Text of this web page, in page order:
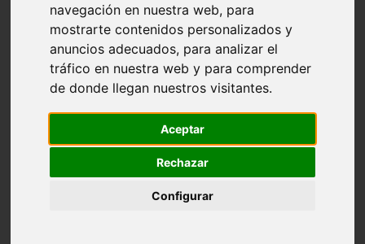
navegación en nuestra web, para
mostrarte contenidos personalizados y
anuncios adecuados, para analizar el
tráfico en nuestra web y para comprender
de donde llegan nuestros visitantes.
Aceptar
Rechazar
Configurar
higiene
snacks
acuario
iberzoo propet
comercios
estanques
conejos
navidad
terapia asistida